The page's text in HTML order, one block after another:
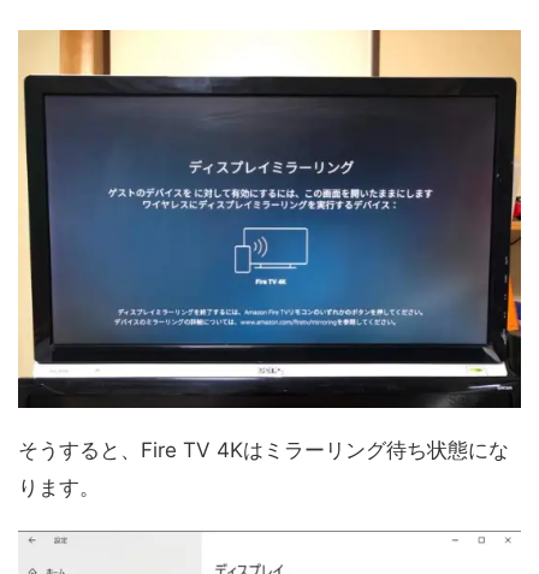
そうすると、Fire TV 4Kはミラーリング待ち状態にな
ります。